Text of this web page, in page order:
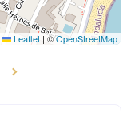
Leaflet |©OpenStreetMap